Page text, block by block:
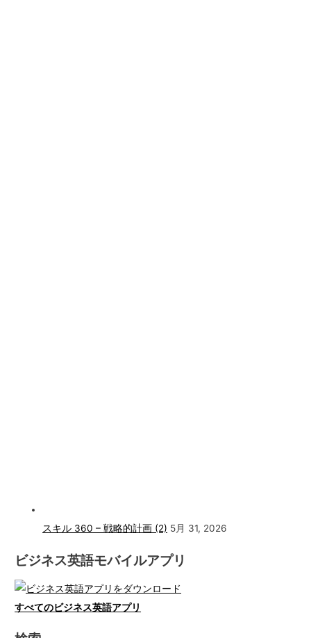
スキル 360 – 戦略的計画 (2) 5月 31, 2026
ビジネス英語モバイルアプリ
すべてのビジネス英語アプリ